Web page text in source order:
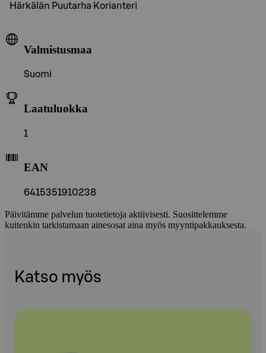
Härkälän Puutarha Korianteri
Valmistusmaa
Suomi
Laatuluokka
1
EAN
6415351910238
Päivitämme palvelun tuotetietoja aktiivisesti. Suosittelemme
kuitenkin tarkistamaan ainesosat aina myös myyntipakkauksesta.
Katso myös